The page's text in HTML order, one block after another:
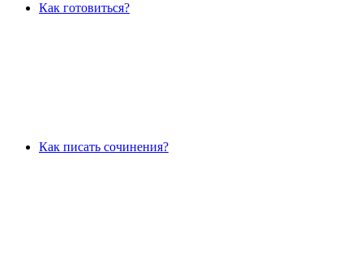
Как готовиться?
Как писать сочинения?